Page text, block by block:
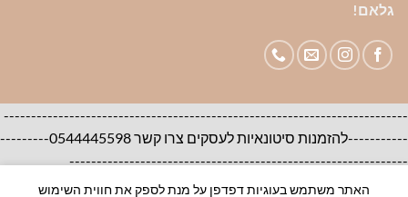
גלאם!
--------------------------------------------------------------------------
-----------להזמנות סיטונאיות לעסקים צרו קשר 0544445598---------
--------------------------------------------------------------
האתר משתמש בעוגיות דפדפן על מנת לספק את חווית השימוש